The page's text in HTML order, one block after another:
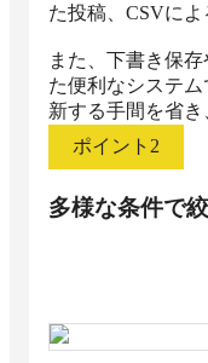
た投稿、CSVによ
また、下書き保
た便利なシステ
新する手間を省き
ポイント 2
多様な条件で